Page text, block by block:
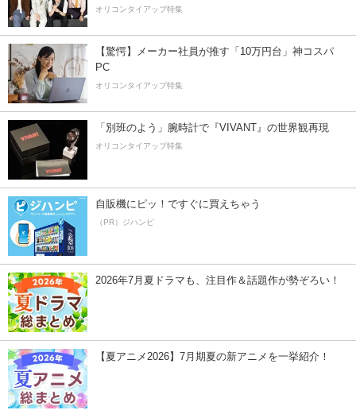
オリコンタイアップ特集
【驚愕】メーカー社員が推す「10万円台」神コスパ
PC
オリコンタイアップ特集
「別班のよう」腕時計で『VIVANT』の世界観再現
オリコンタイアップ特集
自販機にピッ！ですぐに買えちゃう
（PR）ジハンピ
2026年7月夏ドラマも、注目作＆話題作が勢ぞろい！
【夏アニメ2026】7月期夏の新アニメを一挙紹介！